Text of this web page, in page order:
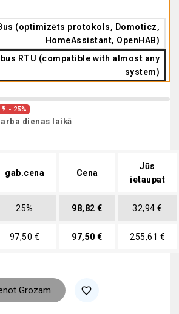
(optimizēts protokols, Domoticz,
HomeAssistant, OpenHAB)
RTU (compatible with almost any
system)
 - 25%
dienas laikā
gab.cena Cena
Jūs
ietaupat
25% 98,82 € 32,94 €
97,50 € 97,50 € 255,61 €
Grozam favorite_border